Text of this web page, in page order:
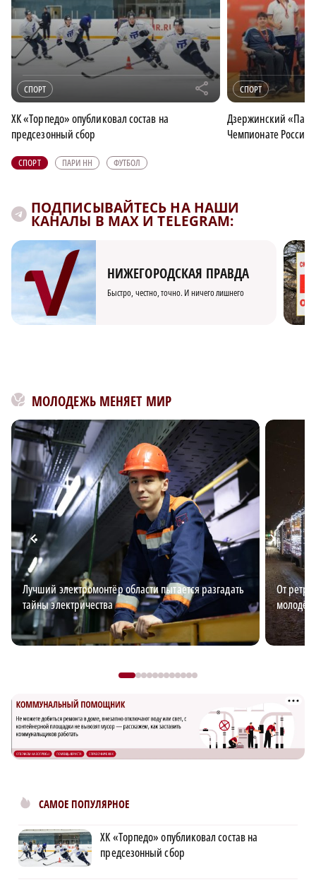
СПОРТ r
ХК «Торпедо» опубликовал состав на
предсезонный сбор
СПОРТ
Дзержинский
Чемпионате России
СПОРТ ПАРИ НН ФУТБОЛ
ПОДПИСЫВАЙТЕСЬ НА НАШИ
КАНАЛЫ В MAX И TELEGRAM:
НИЖЕГОРОДСКАЯ ПРАВДА
Быстро, честно, точно. И ничего лишнего
МОЛОДЕЖЬ МЕНЯЕТ МИР
Лучший электромонтёр области пытается разгадать
тайны электричества
От
САМОЕ ПОПУЛЯРНОЕ
ХК «Торпедо» опубликовал состав на
предсезонный сбор